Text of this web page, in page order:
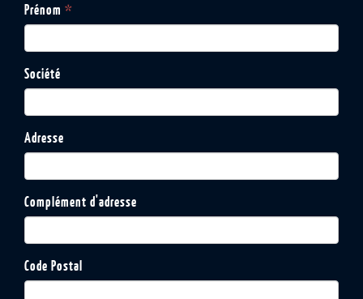
Prénom *
Société
Adresse
Complément d'adresse
Code Postal